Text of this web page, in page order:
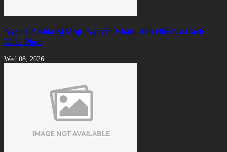
Ngọn Cơ Bida Bị Móp: Nguyên Nhân, Dấu Hiệu Và Cách
Khắc Phục
Wed 08, 2026